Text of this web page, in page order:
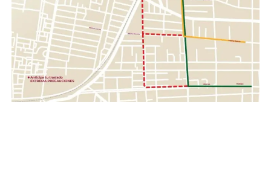
Con esta acción, el Gobierno de la Gente, a través del
Sistema DIF Estatal Guanajuato y el Voluntariado de la
Gente, fortalece los valores de solidaridad, empatía y
unión entre las familias guanajuatenses, impulsando una
red de apoyo que permita llevar esperanza y ayuda a
quienes hoy enfrentan una de las situaciones más
complejas de su historia reciente.